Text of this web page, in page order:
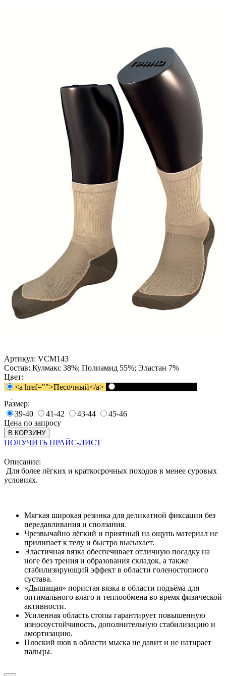
Артикул: VCM143
Состав: Кулмакс 38%; Полиамид 55%; Эластан 7%
Цвет:
<a href="">Песочный</a>
Размер:
39-40
41-42 43-44
45-46
Цена по запросу
В КОРЗИНУ
ПОЛУЧИТЬ ПРАЙС-ЛИСТ
Описание:
Для более лёгких и краткосрочных походов в менее суровых
условиях.
Мягкая широкая резинка для деликатной фиксации без
передавливания и сползания.
Чрезвычайно лёгкий и приятный на ощупь материал не
прилипает к телу и быстро высыхает.
Эластичная вязка обеспечивает отличную посадку на
ноге без трения и образования складок, а также
стабилизирующий эффект в области голеностопного
сустава.
«Дышащая» пористая вязка в области подъёма для
оптимального влаго и теплообмена во время физической
активности.
Усиленная область стопы гарантирует повышенную
износоустойчивость, дополнительную стабилизацию и
амортизацию.
Плоский шов в области мыска не давит и не натирает
пальцы.